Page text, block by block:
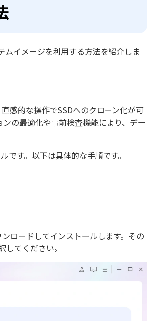
イメージを利用する方法を紹介しま
感的な操作でSSDへのクローン化が可
の最適化や事前検査機能により、デー
す。以下は具体的な手順です。
ロードしてインストールします。その
てください。